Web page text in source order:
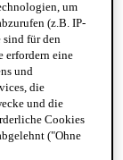
Irritationen.
ist ein
Es ist
zu erholen,
spendet
Hautton
um
(z.B. IP-
sind für den
erfordern eine
und
die
und die
Cookies
("Ohne
der